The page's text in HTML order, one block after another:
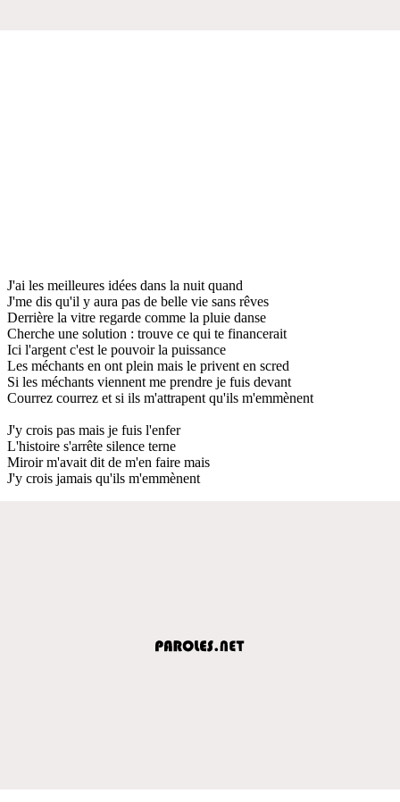
J'ai les meilleures idées dans la nuit quand
J'me dis qu'il y aura pas de belle vie sans rêves
Derrière la vitre regarde comme la pluie danse
Cherche une solution : trouve ce qui te financerait
Ici l'argent c'est le pouvoir la puissance
Les méchants en ont plein mais le privent en scred
Si les méchants viennent me prendre je fuis devant
Courrez courrez et si ils m'attrapent qu'ils m'emmènent
J'y crois pas mais je fuis l'enfer
L'histoire s'arrête silence terne
Miroir m'avait dit de m'en faire mais
J'y crois jamais qu'ils m'emmènent